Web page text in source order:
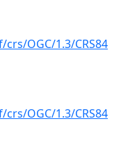
OGC/1.3/CRS84
OGC/1.3/CRS84